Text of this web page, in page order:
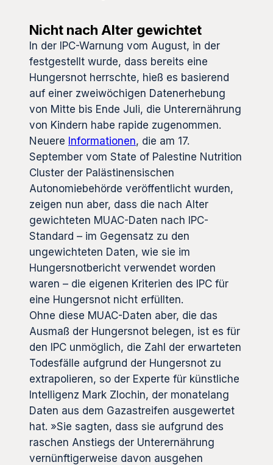
Nicht nach Alter gewichtet
In der IPC-Warnung vom August, in der
festgestellt wurde, dass bereits eine
Hungersnot herrschte, hieß es basierend
auf einer zweiwöchigen Datenerhebung
von Mitte bis Ende Juli, die Unterernährung
von Kindern habe rapide zugenommen.
Neuere Informationen, die am 17.
September vom State of Palestine Nutrition
Cluster der Palästinensischen
Autonomiebehörde veröffentlicht wurden,
zeigen nun aber, dass die nach Alter
gewichteten MUAC-Daten nach IPC-
Standard – im Gegensatz zu den
ungewichteten Daten, wie sie im
Hungersnotbericht verwendet worden
waren – die eigenen Kriterien des IPC für
eine Hungersnot nicht erfüllten.
Ohne diese MUAC-Daten aber, die das
Ausmaß der Hungersnot belegen, ist es für
den IPC unmöglich, die Zahl der erwarteten
Todesfälle aufgrund der Hungersnot zu
extrapolieren, so der Experte für künstliche
Intelligenz Mark Zlochin, der monatelang
Daten aus dem Gazastreifen ausgewertet
hat. »Sie sagten, dass sie aufgrund des
raschen Anstiegs der Unterernährung
vernünftigerweise davon ausgehen